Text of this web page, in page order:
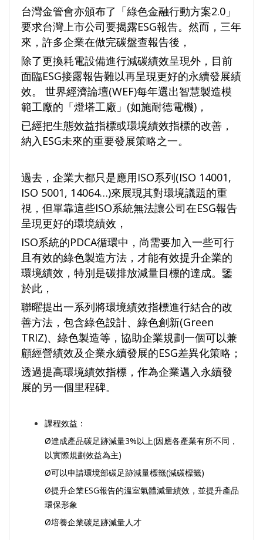
台灣金管會亦頒布了「綠色金融行動方案2.0」
要求台灣上市公司要揭露ESG報告。然而，三年
來，許多企業在做完碳盤查報告後，
除了更換耗電設備進行減碳績效呈現外，目前
面臨ESG接露報告難以再呈現更好的永續發展績
效。 世界經濟論壇(WEF)每年選出智慧製造模
範工廠的「燈塔工廠」(如施耐德電機)，
已經把生態效益指標或環境績效指標的改善，
納入ESG未來的重要發展策略之一。
過去，企業大都只是應用ISO系列(ISO 14001,
ISO 5001, 14064…)來展現其對環境議題的重
視，但單靠這些ISO系統無法讓公司在ESG報告
呈現更好的環境績效，
ISO系統的PDCA循環中，尚需要加入一些可行
且有效的綠色製造方法，才能有效提升企業的
環境績效，特別是碳排放減量目標的達成。鑒
於此，
聯曜提出一系列將環境績效指標進行結合的改
善方法，包含綠色設計、綠色創新(Green
TRIZ)、綠色製造等，協助企業規劃一個可以兼
顧經營績效及企業永續發展的ESG差異化策略；
透過提高環境績效指標，作為企業邁入永續發
展的另一個里程碑。
課程效益：
Ø達成產品碳足跡減量3%以上(因應各產業有所不同，
以實際規劃效益為主)
Ø可以申請環境部碳足跡減量標籤(減碳標籤)
Ø提升企業ESG報告的溫室氣體減量績效，並提升產品
環保形象
Ø培養企業碳足跡減量人才